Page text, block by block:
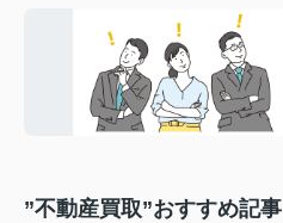
”不動産買取”おすすめ記事